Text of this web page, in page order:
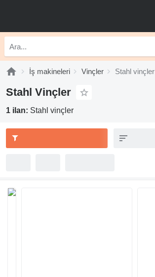
İş makineleri Vinçler Stahl vinçler
Stahl Vinçler
1 ilan: Stahl vinçler